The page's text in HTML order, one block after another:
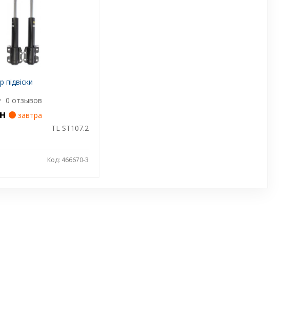
0 отзывов
завтра
TL ST107.2
Код: 466670-3